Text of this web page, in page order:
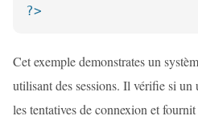
?>
Cet exemple demonstrates un
utilisant des sessions. Il vérifie si un
les tentatives de connexion et